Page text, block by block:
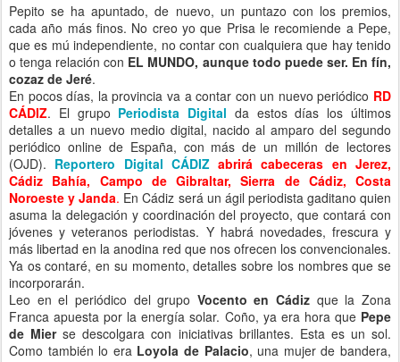
Pepito se ha apuntado, de nuevo, un puntazo con los premios,
cada año más finos. No creo yo que Prisa le recomiende a Pepe,
que es mú independiente, no contar con cualquiera que hay tenido
o tenga relación con EL MUNDO, aunque todo puede ser. En fín,
cozaz de Jeré.
En pocos días, la provincia va a contar con un nuevo periódico RD
CÁDIZ. El grupo Periodista Digital da estos días los últimos
detalles a un nuevo medio digital, nacido al amparo del segundo
periódico online de España, con más de un millón de lectores
(OJD). Reportero Digital CÁDIZabrirá cabeceras en Jerez,
Cádiz Bahía, Campo de Gibraltar, Sierra de Cádiz, Costa
Noroeste y Janda. En Cádiz será un ágil periodista gaditano quien
asuma la delegación y coordinación del proyecto, que contará con
jóvenes y veteranos periodistas. Y habrá novedades, frescura y
más libertad en la anodina red que nos ofrecen los convencionales.
Ya os contaré, en su momento, detalles sobre los nombres que se
incorporarán.
Leo en el periódico del grupo Vocento en Cádiz que la Zona
Franca apuesta por la energía solar. Coño, ya era hora que Pepe
de Mierse descolgara con iniciativas brillantes. Esta es un sol.
Como también lo era Loyola de Palacio, una mujer de bandera,